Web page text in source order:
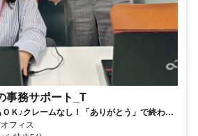
事務サポート_T
Ｋ♪クレームなし！「ありがとう」で終わる
フィス